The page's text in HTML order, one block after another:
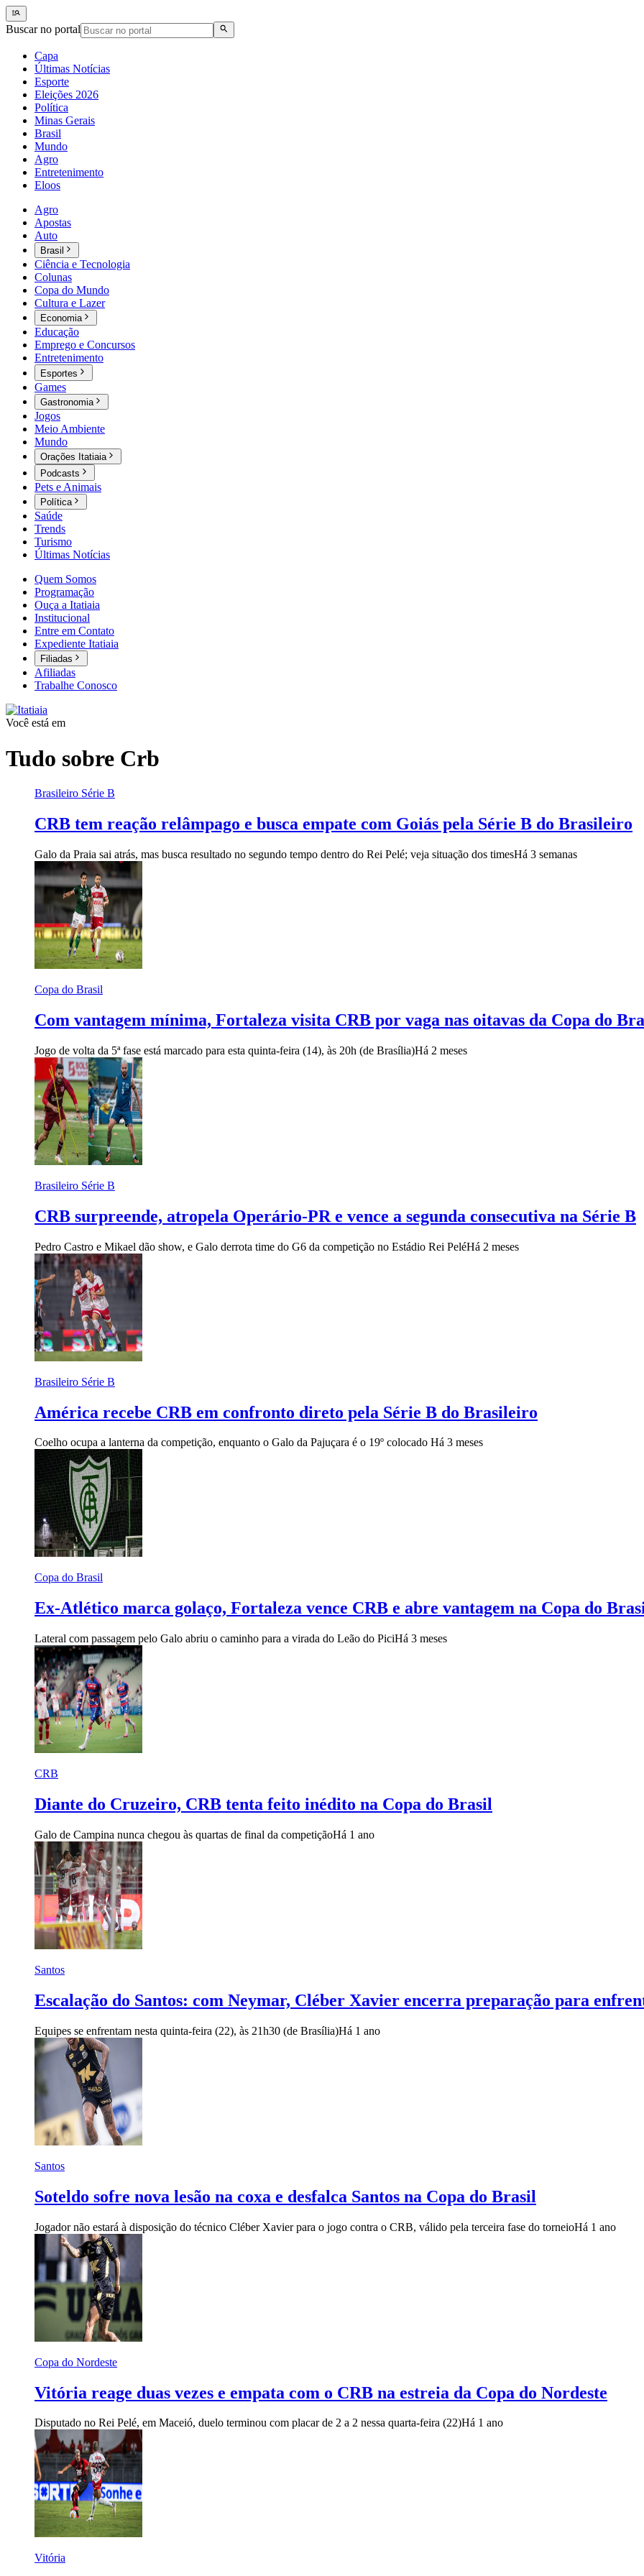
Buscar no portal
Capa
Últimas Notícias
Esporte
Eleições 2026
Política
Minas Gerais
Brasil
Mundo
Agro
Entretenimento
Eloos
Agro
Apostas
Auto
Brasil
Ciência e Tecnologia
Colunas
Copa do Mundo
Cultura e Lazer
Economia
Educação
Emprego e Concursos
Entretenimento
Esportes
Games
Gastronomia
Jogos
Meio Ambiente
Mundo
Orações Itatiaia
Podcasts
Pets e Animais
Política
Saúde
Trends
Turismo
Últimas Notícias
Quem Somos
Programação
Ouça a Itatiaia
Institucional
Entre em Contato
Expediente Itatiaia
Filiadas
Afiliadas
Trabalhe Conosco
Você está em
Tudo sobre Crb
Brasileiro Série B
CRB tem reação relâmpago e busca empate com Goiás pela Série B do Brasileiro
Galo da Praia sai atrás, mas busca resultado no segundo tempo dentro do Rei Pelé; veja situação dos timesHá 3 semanas
Copa do Brasil
Com vantagem mínima, Fortaleza visita CRB por vaga nas oitavas da Copa do
Jogo de volta da 5ª fase está marcado para esta quinta-feira (14), às 20h (de Brasília)Há 2 meses
Brasileiro Série B
CRB surpreende, atropela Operário-PR e vence a segunda consecutiva na Série B
Pedro Castro e Mikael dão show, e Galo derrota time do G6 da competição no Estádio Rei PeléHá 2 meses
Brasileiro Série B
América recebe CRB em confronto direto pela Série B do Brasileiro
Coelho ocupa a lanterna da competição, enquanto o Galo da Pajuçara é o 19º colocado Há 3 meses
Copa do Brasil
Ex-Atlético marca golaço, Fortaleza vence CRB e abre vantagem na Copa do
Lateral com passagem pelo Galo abriu o caminho para a virada do Leão do PiciHá 3 meses
CRB
Diante do Cruzeiro, CRB tenta feito inédito na Copa do Brasil
Galo de Campina nunca chegou às quartas de final da competiçãoHá 1 ano
Santos
Escalação do Santos: com Neymar, Cléber Xavier encerra preparação para
Equipes se enfrentam nesta quinta-feira (22), às 21h30 (de Brasília)Há 1 ano
Santos
Soteldo sofre nova lesão na coxa e desfalca Santos na Copa do Brasil
Jogador não estará à disposição do técnico Cléber Xavier para o jogo contra o CRB, válido pela terceira fase do torneioHá 1 ano
Copa do Nordeste
Vitória reage duas vezes e empata com o CRB na estreia da Copa do Nordeste
Disputado no Rei Pelé, em Maceió, duelo terminou com placar de 2 a 2 nessa quarta-feira (22)Há 1 ano
Vitória